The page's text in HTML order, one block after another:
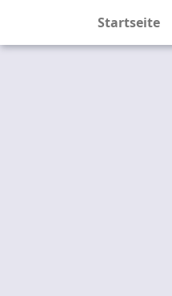
Startseite